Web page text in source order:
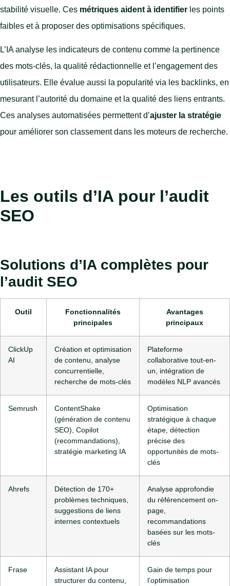
stabilité visuelle. Ces métriques aident à identifier les points
faibles et à proposer des optimisations spécifiques.
L’IA analyse les indicateurs de contenu comme la pertinence
des mots-clés, la qualité rédactionnelle et l’engagement des
utilisateurs. Elle évalue aussi la popularité via les backlinks, en
mesurant l’autorité du domaine et la qualité des liens entrants.
Ces analyses automatisées permettent d’ajuster la stratégie
pour améliorer son classement dans les moteurs de recherche.
Les outils d’IA pour l’audit
SEO
Solutions d’IA complètes pour
l’audit SEO
Outil
Fonctionnalités
principales
Avantages
principaux
ClickUp
AI
Création et optimisation
de contenu, analyse
concurrentielle,
recherche de mots-clés
Plateforme
collaborative tout-en-
un, intégration de
modèles NLP avancés
Semrush
ContentShake
(génération de contenu
SEO), Copilot
(recommandations),
stratégie marketing IA
Optimisation
stratégique à chaque
étape, détection
précise des
opportunités de mots-
clés
Ahrefs
Détection de 170+
problèmes techniques,
suggestions de liens
internes contextuels
Analyse approfondie
du référencement on-
page,
recommandations
basées sur les mots-
clés
Frase
Assistant IA pour
structurer du contenu,
Gain de temps pour
l’optimisation